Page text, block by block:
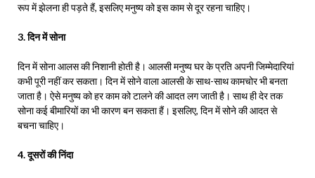
रूप में झेलना ही पड़ते हैं, इसलिए मनुष्य को इस काम से दूर रहना चाहिए।
3. दिन में सोना
दिन में सोना आलस की निशानी होती है। आलसी मनुष्य घर के प्रति अपनी जिम्मेदारियां
कभी पूरी नहीं कर सकता। दिन में सोने वाला आलसी के साथ-साथ कामचोर भी बनता
जाता है। ऐसे मनुष्य को हर काम को टालने की आदत लग जाती है। साथ ही देर तक
सोना कई बीमारियों का भी कारण बन सकता हैं। इसलिए, दिन में सोने की आदत से
बचना चाहिए।
4. दूसरों की निंदा